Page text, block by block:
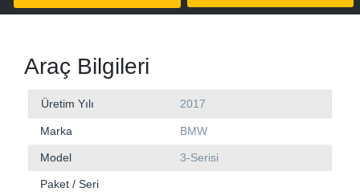
Araç Bilgileri
Üretim Yılı 2017
Marka BMW
Model 3-Serisi
Paket / Seri